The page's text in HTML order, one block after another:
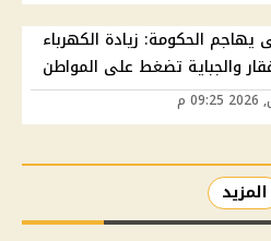
يهاجم الحكومة: زيادة الكهرباء
والجباية تضغط على المواطن
المزيد